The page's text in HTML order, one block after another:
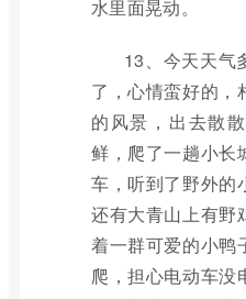
水里面晃动。
13、今天天气
了，心情蛮好的，
的风景，出去散
鲜，爬了一趟小长
车，听到了野外的
还有大青山上有野
着一群可爱的小鸭
爬，担心电动车没